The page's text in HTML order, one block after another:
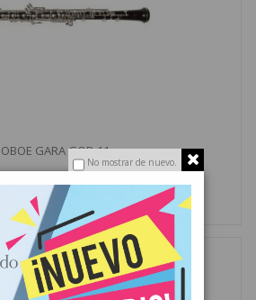
No mostrar de nuevo.
OBOE GARA GOB-11
CONSULTAR PRECIO
MÁS